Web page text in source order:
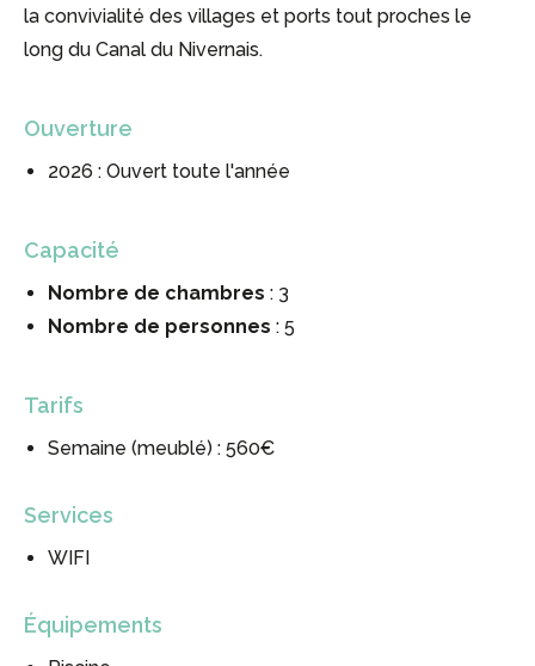
la convivialité des villages et ports tout proches le
long du Canal du Nivernais.
Ouverture
2026 : Ouvert toute l'année
Capacité
Nombre de chambres : 3
Nombre de personnes : 5
Tarifs
Semaine (meublé) : 560€
Services
WIFI
Équipements